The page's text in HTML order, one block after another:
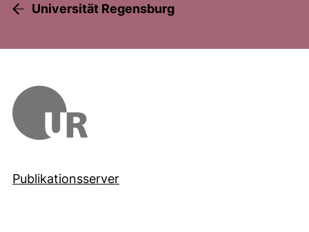
Universität Regensburg
Publikationsserver